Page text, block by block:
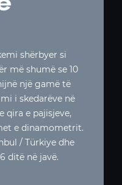
shërbyer si
më shumë se 10
një gamë të
i skedarëve në
qira e pajisjeve,
e dinamometrit.
/ Türkiye dhe
ditë në javë.